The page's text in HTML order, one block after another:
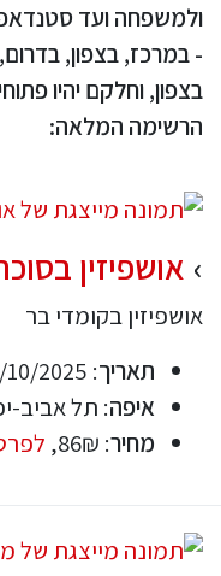
ולמשפחה ועד
- במרכז, בצפון,
בצפון, וחלקם יהיו
הרשימה המלאה:
אושפיזין
אושפיזין בקומדי בר
תאריך: 07/10/2025
איפה: תל אביב-
מחיר: 86₪,